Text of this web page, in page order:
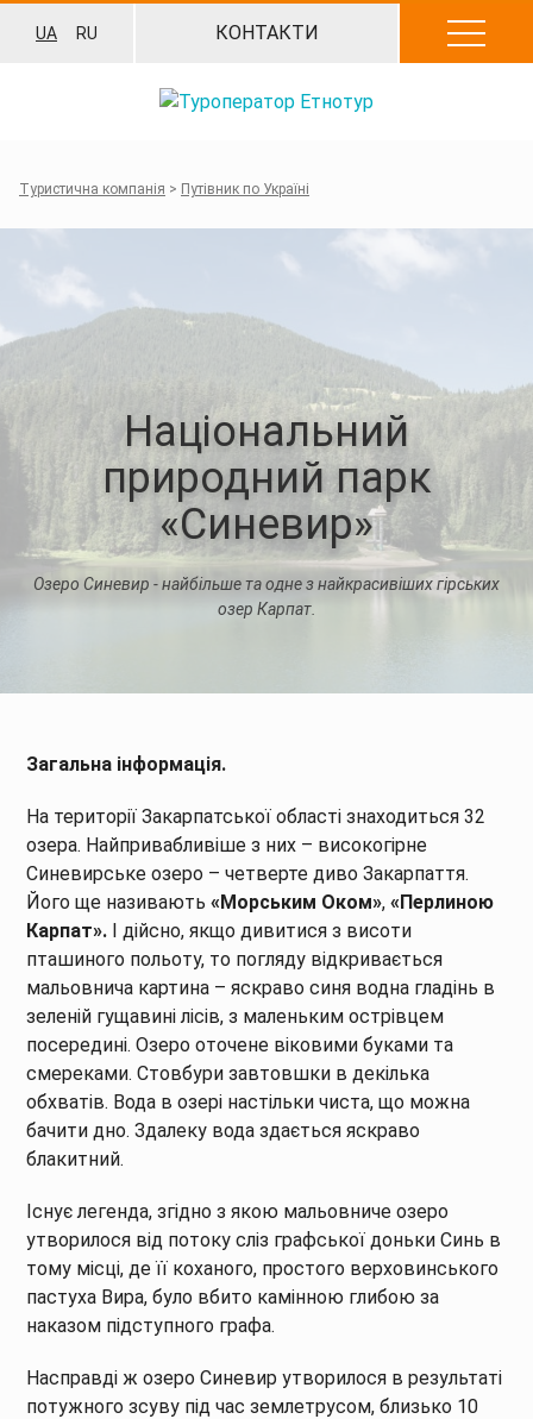
UA RU КОНТАКТИ
Туристична компанія > Путівник по Україні
Національний
природний парк
«Синевир»
Озеро Синевир - найбільше та одне з найкрасивіших гірських
озер Карпат.
Загальна інформація.
На території Закарпатської області знаходиться 32
озера. Найпривабливіше з них – високогірне
Cиневирське озеро – четверте диво Закарпаття.
Його ще називають«Морським Оком»,«Перлиною
Карпат». І дійсно, якщо дивитися з висоти
пташиного польоту, то погляду відкривається
мальовнича картина – яскраво синя водна гладінь в
зеленій гущавині лісів, з маленьким острівцем
посередині. Озеро оточене віковими буками та
смереками. Стовбури завтовшки в декілька
обхватів. Вода в озері настільки чиста, що можна
бачити дно. Здалеку вода здається яскраво
блакитний.
Існує легенда, згідно з якою мальовниче озеро
утворилося від потоку сліз графської доньки Синь в
тому місці, де її коханого, простого верховинського
пастуха Вира, було вбито камінною глибою за
наказом підступного графа.
Насправді ж озеро Синевир утворилося в результаті
потужного зсуву під час землетрусом, близько 10